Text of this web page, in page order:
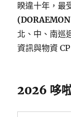
睽違十年，最
北、中、南巡
資訊與物資
2026 哆